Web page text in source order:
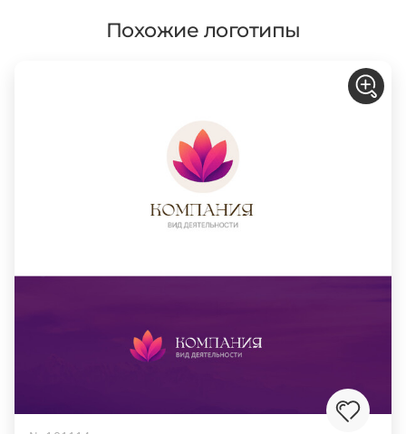
Похожие логотипы